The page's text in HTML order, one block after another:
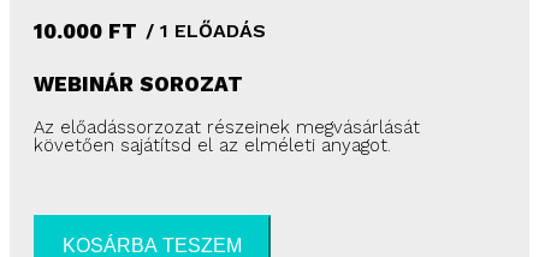
10.000 FT / 1 ELŐADÁS
WEBINÁR SOROZAT
Az előadássorzozat részeinek megvásárlását
követően sajátítsd el az elméleti anyagot.
KOSÁRBA TESZEM